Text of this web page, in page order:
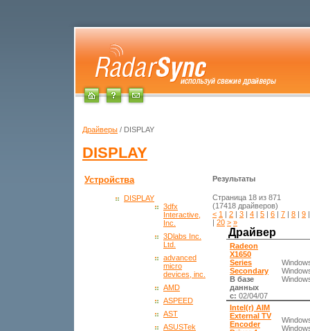
Драйверы / DISPLAY
DISPLAY
Устройства
DISPLAY
3dfx
Interactive,
Inc.
3Dlabs Inc.
Ltd.
advanced
micro
devices, inc.
AMD
ASPEED
AST
ASUSTek
Результаты
Страница 18 из 871
(17418 драйверов)
< 1 | 2 | 3 | 4 | 5 | 6 | 7 | 8 | 9
| 20 > »
Драйвер
Radeon
X1650
Series
Secondary
В базе
данных
с: 02/04/07
Intel(r) AIM
External TV
Encoder